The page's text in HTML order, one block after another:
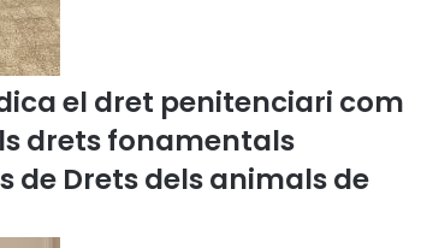
s
e
l
d
e
’
d
el dret penitenciari com
drets fonamentals
de Drets dels animals de